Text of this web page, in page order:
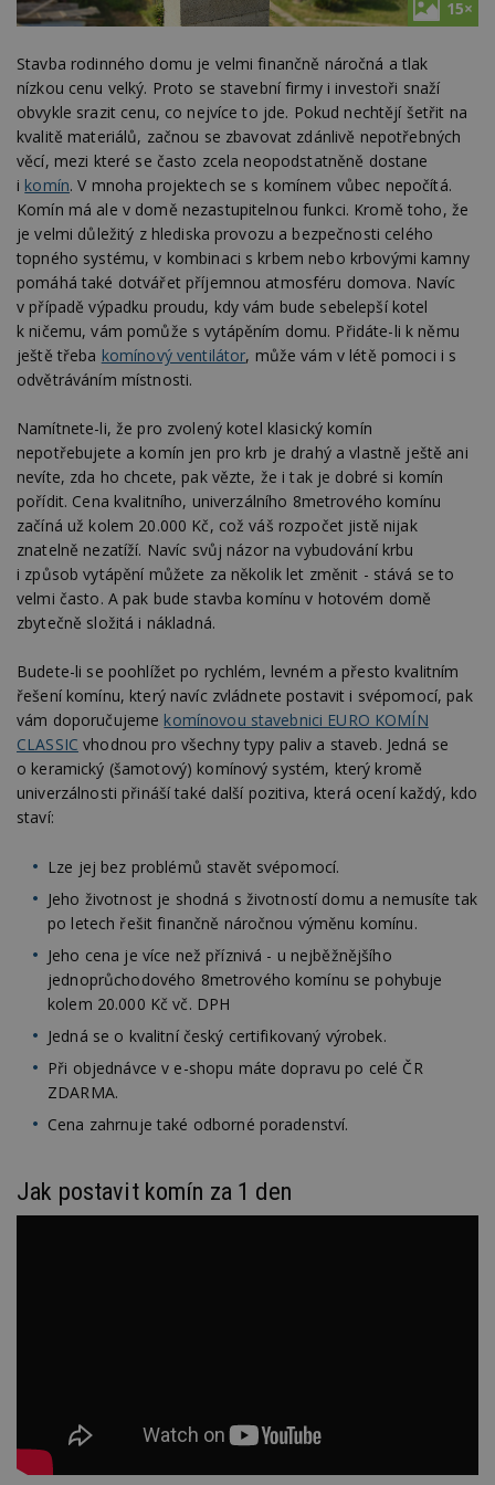
15×
Stavba rodinného domu je velmi finančně náročná a tlak
nízkou cenu velký. Proto se stavební firmy i investoři snaží
obvykle srazit cenu, co nejvíce to jde. Pokud nechtějí šetřit na
kvalitě materiálů, začnou se zbavovat zdánlivě nepotřebných
věcí, mezi které se často zcela neopodstatněně dostane
i komín. V mnoha projektech se s komínem vůbec nepočítá.
Komín má ale v domě nezastupitelnou funkci. Kromě toho, že
je velmi důležitý z hlediska provozu a bezpečnosti celého
topného systému, v kombinaci s krbem nebo krbovými kamny
pomáhá také dotvářet příjemnou atmosféru domova. Navíc
v případě výpadku proudu, kdy vám bude sebelepší kotel
k ničemu, vám pomůže s vytápěním domu. Přidáte-li k němu
ještě třeba komínový ventilátor, může vám v létě pomoci i s
odvětráváním místnosti.
Namítnete-li, že pro zvolený kotel klasický komín
nepotřebujete a komín jen pro krb je drahý a vlastně ještě ani
nevíte, zda ho chcete, pak vězte, že i tak je dobré si komín
pořídit. Cena kvalitního, univerzálního 8metrového komínu
začíná už kolem 20.000 Kč, což váš rozpočet jistě nijak
znatelně nezatíží. Navíc svůj názor na vybudování krbu
i způsob vytápění můžete za několik let změnit - stává se to
velmi často. A pak bude stavba komínu v hotovém domě
zbytečně složitá i nákladná.
Budete-li se poohlížet po rychlém, levném a přesto kvalitním
řešení komínu, který navíc zvládnete postavit i svépomocí, pak
vám doporučujeme komínovou stavebnici EURO KOMÍN
CLASSIC vhodnou pro všechny typy paliv a staveb. Jedná se
o keramický (šamotový) komínový systém, který kromě
univerzálnosti přináší také další pozitiva, která ocení každý, kdo
staví:
Lze jej bez problémů stavět svépomocí.
Jeho životnost je shodná s životností domu a nemusíte tak
po letech řešit finančně náročnou výměnu komínu.
Jeho cena je více než příznivá - u nejběžnějšího
jednoprůchodového 8metrového komínu se pohybuje
kolem 20.000 Kč vč. DPH
Jedná se o kvalitní český certifikovaný výrobek.
Při objednávce v e-shopu máte dopravu po celé ČR
ZDARMA.
Cena zahrnuje také odborné poradenství.
Jak postavit komín za 1 den